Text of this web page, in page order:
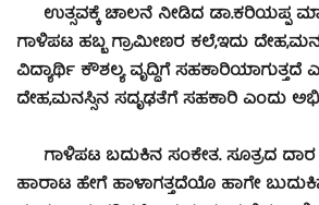
ಉತ್ಸವಕ್ಕೆ ಚಾಲನೆ ನೀಡಿದ ಡಾ.ಕರಿಯಪ್ಪ
ಗಾಳಿಪಟ ಹಬ್ಬ ಗ್ರಾಮೀಣರ ಕಲೆ,ಇದು
ವಿದ್ಯಾರ್ಥಿ ಕೌಶಲ್ಯ ವೃದ್ಧಿಗೆ ಸಹಕಾರಿಯಾಗುತ್ತದೆ
ದೇಹ,ಮನಸ್ಸಿನ ಸದೃಢತೆಗೆ ಸಹಕಾರಿ ಎಂದು
ಗಾಳಿಪಟ ಬದುಕಿನ ಸಂಕೇತ. ಸೂತ್ರದ
ಹಾರಾಟ ಹೇಗೆ ಹಾಳಾಗತ್ತದೆಯೊ ಹಾಗೇ